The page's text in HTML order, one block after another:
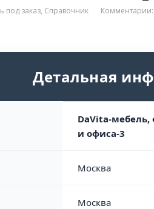
под заказ, Справочник
Детальная
DaVita-
и офиса-3
Москва
Москва